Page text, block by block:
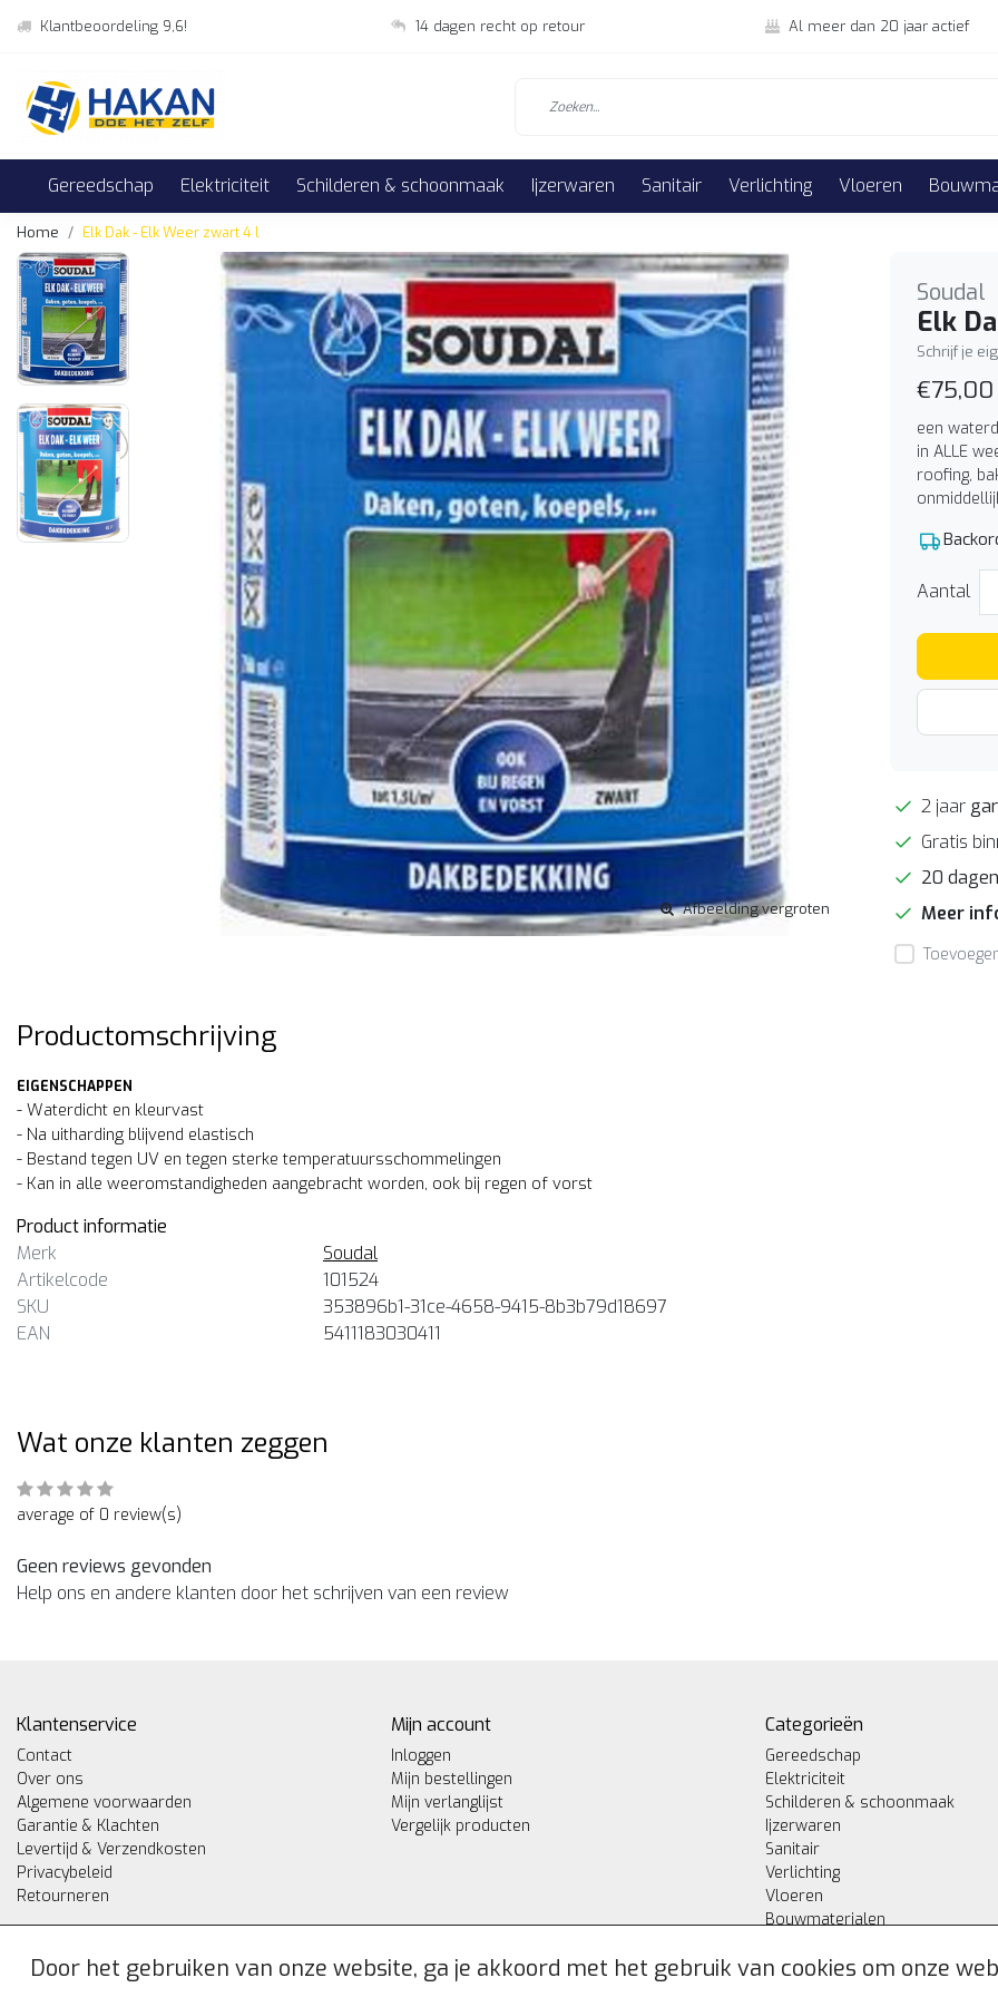
Klantbeoordeling 9,6! 14 dagen recht op retour Al meer dan 20 jaar actief
Gereedschap Elektriciteit Schilderen & schoonmaak Ijzerwaren Sanitair Verlichting Vloeren
Home Elk Dak - Elk Weer zwart 4 l
Afbeelding vergroten
Soudal
Elk
Schrijf je
€75,00
een
in ALLE
roofing,
Aantal
2 jaar
Gratis
20 dagen
Meer
Productomschrijving
EIGENSCHAPPEN
- Waterdicht en kleurvast
- Na uitharding blijvend elastisch
- Bestand tegen UV en tegen sterke temperatuursschommelingen
- Kan in alle weeromstandigheden aangebracht worden, ook bij regen of vorst
Product informatie
Merk
Soudal
Artikelcode
101524
SKU
353896b1-31ce-4658-9415-8b3b79d18697
EAN
5411183030411
Wat onze klanten zeggen
average of 0 review(s)
Geen reviews gevonden
Help ons en andere klanten door het schrijven van een review
Klantenservice
Contact
Over ons
Algemene voorwaarden
Garantie & Klachten
Levertijd & Verzendkosten
Privacybeleid
Retourneren
Mijn account
Inloggen
Mijn bestellingen
Mijn verlanglijst
Vergelijk producten
Categorieën
Gereedschap
Elektriciteit
Schilderen & schoonmaak
Ijzerwaren
Sanitair
Verlichting
Vloeren
Bouwmaterialen
Door het gebruiken van onze website, ga je akkoord met het gebruik van cookies om onze